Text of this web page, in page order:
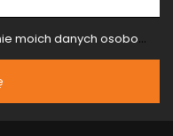
newslettera z informacją handlową (marketing). Więcej w